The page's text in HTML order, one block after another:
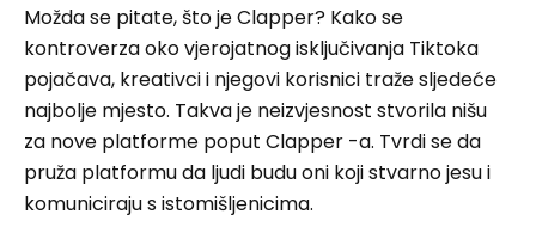
Možda se pitate, što je Clapper? Kako se
kontroverza oko vjerojatnog isključivanja Tiktoka
pojačava, kreativci i njegovi korisnici traže sljedeće
najbolje mjesto. Takva je neizvjesnost stvorila nišu
za nove platforme poput Clapper -a. Tvrdi se da
pruža platformu da ljudi budu oni koji stvarno jesu i
komuniciraju s istomišljenicima.